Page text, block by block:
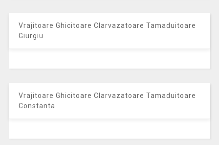
Vrajitoare Ghicitoare Clarvazatoare Tamaduitoare
Giurgiu
Vrajitoare Ghicitoare Clarvazatoare Tamaduitoare
Constanta